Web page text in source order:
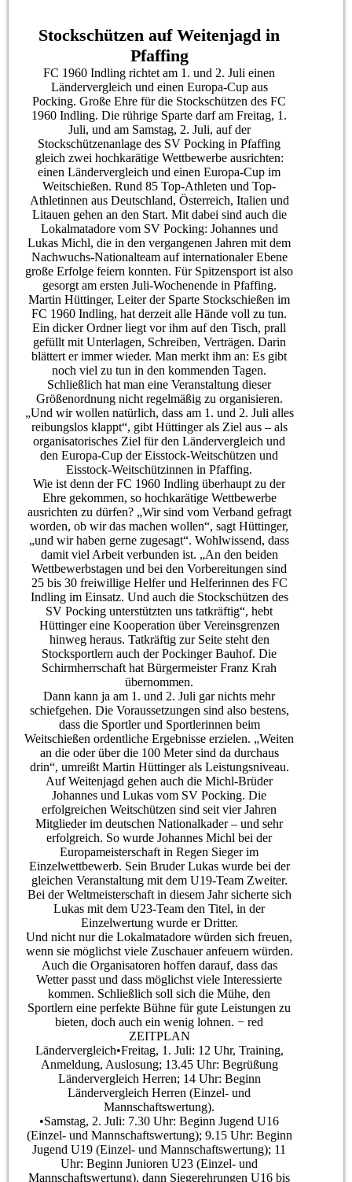
Stockschützen auf Weitenjagd in
Pfaffing
FC 1960 Indling richtet am 1. und 2. Juli einen
Ländervergleich und einen Europa-Cup aus
Pocking. Große Ehre für die Stockschützen des FC
1960 Indling. Die rührige Sparte darf am Freitag, 1.
Juli, und am Samstag, 2. Juli, auf der
Stockschützenanlage des SV Pocking in Pfaffing
gleich zwei hochkarätige Wettbewerbe ausrichten:
einen Ländervergleich und einen Europa-Cup im
Weitschießen. Rund 85 Top-Athleten und Top-
Athletinnen aus Deutschland, Österreich, Italien und
Litauen gehen an den Start. Mit dabei sind auch die
Lokalmatadore vom SV Pocking: Johannes und
Lukas Michl, die in den vergangenen Jahren mit dem
Nachwuchs-Nationalteam auf internationaler Ebene
große Erfolge feiern konnten. Für Spitzensport ist also
gesorgt am ersten Juli-Wochenende in Pfaffing.
Martin Hüttinger, Leiter der Sparte Stockschießen im
FC 1960 Indling, hat derzeit alle Hände voll zu tun.
Ein dicker Ordner liegt vor ihm auf den Tisch, prall
gefüllt mit Unterlagen, Schreiben, Verträgen. Darin
blättert er immer wieder. Man merkt ihm an: Es gibt
noch viel zu tun in den kommenden Tagen.
Schließlich hat man eine Veranstaltung dieser
Größenordnung nicht regelmäßig zu organisieren.
„Und wir wollen natürlich, dass am 1. und 2. Juli alles
reibungslos klappt“, gibt Hüttinger als Ziel aus – als
organisatorisches Ziel für den Ländervergleich und
den Europa-Cup der Eisstock-Weitschützen und
Eisstock-Weitschützinnen in Pfaffing.
Wie ist denn der FC 1960 Indling überhaupt zu der
Ehre gekommen, so hochkarätige Wettbewerbe
ausrichten zu dürfen? „Wir sind vom Verband gefragt
worden, ob wir das machen wollen“, sagt Hüttinger,
„und wir haben gerne zugesagt“. Wohlwissend, dass
damit viel Arbeit verbunden ist. „An den beiden
Wettbewerbstagen und bei den Vorbereitungen sind
25 bis 30 freiwillige Helfer und Helferinnen des FC
Indling im Einsatz. Und auch die Stockschützen des
SV Pocking unterstützten uns tatkräftig“, hebt
Hüttinger eine Kooperation über Vereinsgrenzen
hinweg heraus. Tatkräftig zur Seite steht den
Stocksportlern auch der Pockinger Bauhof. Die
Schirmherrschaft hat Bürgermeister Franz Krah
übernommen.
Dann kann ja am 1. und 2. Juli gar nichts mehr
schiefgehen. Die Voraussetzungen sind also bestens,
dass die Sportler und Sportlerinnen beim
Weitschießen ordentliche Ergebnisse erzielen. „Weiten
an die oder über die 100 Meter sind da durchaus
drin“, umreißt Martin Hüttinger als Leistungsniveau.
Auf Weitenjagd gehen auch die Michl-Brüder
Johannes und Lukas vom SV Pocking. Die
erfolgreichen Weitschützen sind seit vier Jahren
Mitglieder im deutschen Nationalkader – und sehr
erfolgreich. So wurde Johannes Michl bei der
Europameisterschaft in Regen Sieger im
Einzelwettbewerb. Sein Bruder Lukas wurde bei der
gleichen Veranstaltung mit dem U19-Team Zweiter.
Bei der Weltmeisterschaft in diesem Jahr sicherte sich
Lukas mit dem U23-Team den Titel, in der
Einzelwertung wurde er Dritter.
Und nicht nur die Lokalmatadore würden sich freuen,
wenn sie möglichst viele Zuschauer anfeuern würden.
Auch die Organisatoren hoffen darauf, dass das
Wetter passt und dass möglichst viele Interessierte
kommen. Schließlich soll sich die Mühe, den
Sportlern eine perfekte Bühne für gute Leistungen zu
bieten, doch auch ein wenig lohnen. − red
ZEITPLAN
Ländervergleich•Freitag, 1. Juli: 12 Uhr, Training,
Anmeldung, Auslosung; 13.45 Uhr: Begrüßung
Ländervergleich Herren; 14 Uhr: Beginn
Ländervergleich Herren (Einzel- und
Mannschaftswertung).
•Samstag, 2. Juli: 7.30 Uhr: Beginn Jugend U16
(Einzel- und Mannschaftswertung); 9.15 Uhr: Beginn
Jugend U19 (Einzel- und Mannschaftswertung); 11
Uhr: Beginn Junioren U23 (Einzel- und
Mannschaftswertung), dann Siegerehrungen U16 bis